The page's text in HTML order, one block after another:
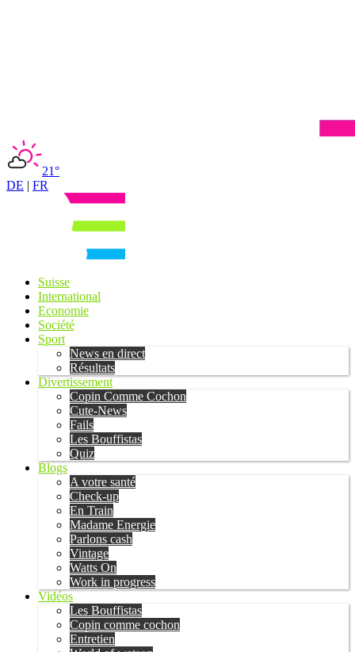
21°
DE | FR
Suisse
International
Economie
Société
Sport
News en direct
Résultats
Divertissement
Copin Comme Cochon
Cute-News
Fails
Les Bouffistas
Quiz
Blogs
A votre santé
Check-up
En Train
Madame Energie
Parlons cash
Vintage
Watts On
Work in progress
Vidéos
Les Bouffistas
Copin comme cochon
Entretien